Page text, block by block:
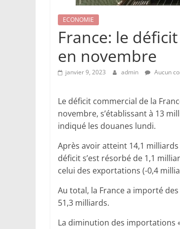
ECONOMIE
France: le
en novembre
janvier 9, 2023 admin Aucun
Le déficit commercial de la
novembre, s’établissant à 13
indiqué les douanes lundi.
Après avoir atteint 14,1
déficit s’est résorbé de 1,1
celui des exportations (-0,4
Au total, la France a importé
51,3 milliards.
La diminution des importations